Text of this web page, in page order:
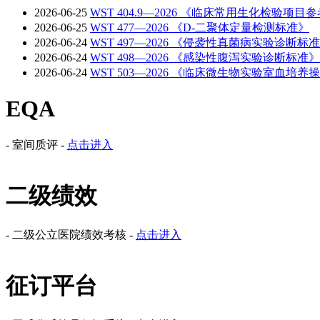
2026-06-25 WST 404.9—2026 《临床常用生化检验项目参
2026-06-25 WST 477—2026 《D-二聚体定量检测标准》
2026-06-24 WST 497—2026 《侵袭性真菌病实验诊断标准
2026-06-24 WST 498—2026 《感染性腹泻实验诊断标准》
2026-06-24 WST 503—2026 《临床微生物实验室血培养操
EQA
- 室间质评 - 点击进入
二级绩效
- 二级公立医院绩效考核 - 点击进入
征订平台